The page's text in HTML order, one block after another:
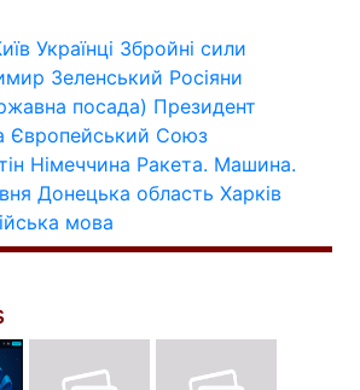
Українці Збройні сили
Зеленський Росіяни
посада) Президент
Європейський Союз
Німеччина Ракета. Машина.
Донецька область Харків
мова